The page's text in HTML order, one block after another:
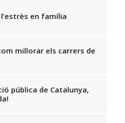
en família
millorar els carrers de
pública de Catalunya,